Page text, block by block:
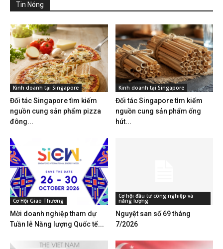
Tin Nóng
Kinh doanh tại Singapore
Đối tác Singapore tìm kiếm
nguồn cung sản phẩm pizza
đông...
Kinh doanh tại Singapore
Đối tác Singapore tìm kiếm
nguồn cung sản phẩm ống
hút...
Cơ Hội Giao Thương
Mời doanh nghiệp tham dự
Tuần lễ Năng lượng Quốc tế...
Cơ hội đầu tư công nghiệp và
năng lượng
Nguyệt san số 69 tháng
7/2026